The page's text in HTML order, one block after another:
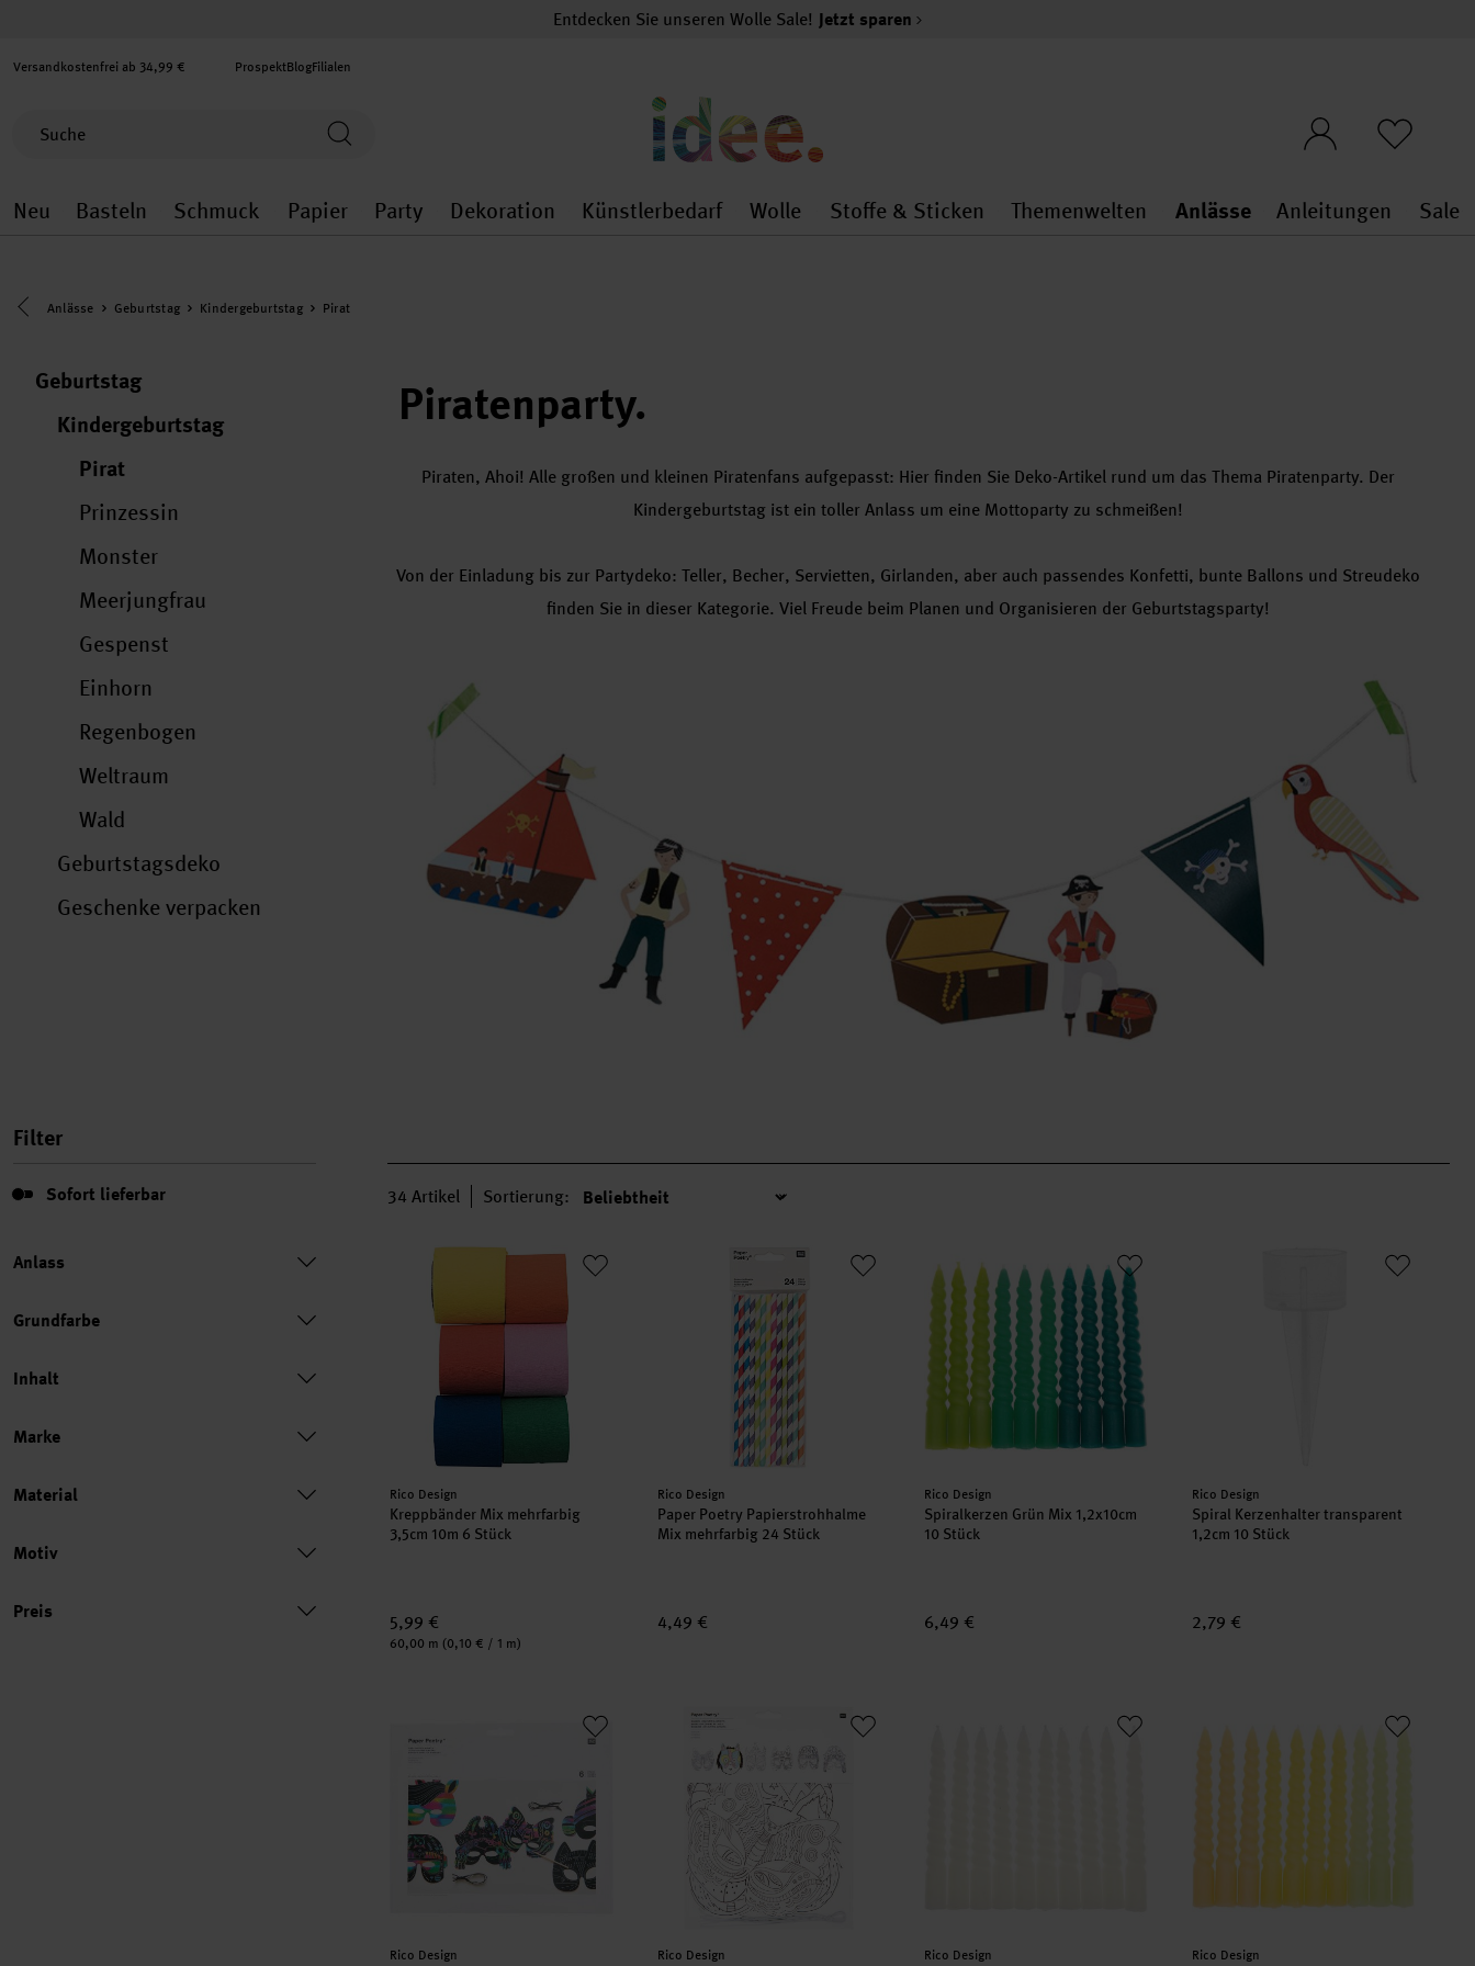
Entdecken Sie unseren Wolle Sale! Jetzt sparen
Versandkostenfrei ab 34,99 € ProspektBlogFilialen
Neu
Neu general.openMenu
Basteln
Basteln general.openMenu
Schmuck
Schmuck general.openMenu
Papier
Papier general.openMenu
Party
Party general.openMenu
Dekoration
Dekoration general.openMenu
Künstlerbedarf
Künstlerbedarf general.openMenu
Wolle
Wolle general.openMenu
Stoffe & Sticken
Stoffe & Sticken general.openMenu
Themenwelten
Themenwelten
Anlässe
Anlässe
Anleitungen Sale
Eine Kategorie zurück navigieren
Anlässe Geburtstag Kindergeburtstag Pirat
Geburtstag
Kindergeburtstag
Pirat
Prinzessin
Monster
Meerjungfrau
Gespenst
Einhorn
Regenbogen
Weltraum
Wald
Geburtstagsdeko
Geschenke verpacken
Piratenparty.
Piraten, Ahoi! Alle großen und kleinen Piratenfans aufgepasst: Hier finden Sie Deko-Artikel rund um das Thema Piratenparty. Der
Kindergeburtstag ist ein toller Anlass um eine Mottoparty zu schmeißen!
Von der Einladung bis zur Partydeko: Teller, Becher, Servietten, Girlanden, aber auch passendes Konfetti, bunte Ballons und Streudeko
finden Sie in dieser Kategorie. Viel Freude beim Planen und Organisieren der Geburtstagsparty!
Filter
Sofort lieferbar
Sofort lieferbar
Anlass
Grundfarbe
Inhalt
Marke
Material
Motiv
Preis
Preis
34 Artikel Sortierung:
Kreppbänder Mix mehrfarbig 3,5cm 10m 6 Stück
Hersteller:
Rico Design
Kreppbänder Mix mehrfarbig
3,5cm 10m 6 Stück
5,99 €
Inhalt:
60,00 m (0,10 € / 1 m)
Paper Poetry Papierstrohhalme Mix mehrfarbig 24 Stück
Hersteller:
Rico Design
Paper Poetry Papierstrohhalme
Mix mehrfarbig 24 Stück
4,49 €
Hersteller:
Rico Design
Spiralkerzen Grün Mix 1,2x10cm
10 Stück
6,49 €
Hersteller:
Rico Design
Spiral Kerzenhalter transparent
1,2cm 10 Stück
2,79 €
Hersteller:
Rico Design Hersteller:
Rico Design Hersteller:
Rico Design Hersteller:
Rico Design